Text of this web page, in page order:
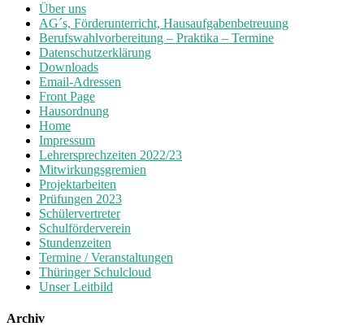
Über uns
AG´s, Förderunterricht, Hausaufgabenbetreuung
Berufswahlvorbereitung – Praktika – Termine
Datenschutzerklärung
Downloads
Email-Adressen
Front Page
Hausordnung
Home
Impressum
Lehrersprechzeiten 2022/23
Mitwirkungsgremien
Projektarbeiten
Prüfungen 2023
Schülervertreter
Schulförderverein
Stundenzeiten
Termine / Veranstaltungen
Thüringer Schulcloud
Unser Leitbild
Archiv